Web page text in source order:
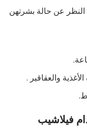
النظر عن حالة بشرتهن
والعقاقير .
فيلاشيب